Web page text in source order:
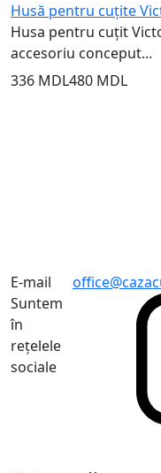
Husă pentru cuțite
Husa pentru cuțit
accesoriu conceput...
336 MDL480 MDL
E-mail
Suntem
în
rețelele
sociale